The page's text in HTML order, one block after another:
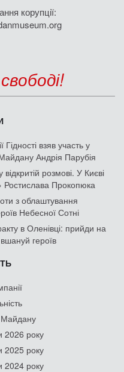
корупції:
взяв участь у
Андрія Парубія
розмові. У Києві
Ростислава Прокопюка
з облаштування
Небесної Сотні
в Оленівці: прийди на
героїв
2026 року
2025 року
2024 року